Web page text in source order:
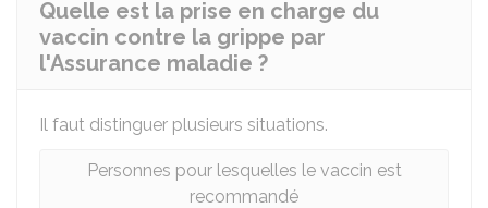
Quelle est la prise en charge du
vaccin contre la grippe par
l'Assurance maladie ?
Il faut distinguer plusieurs situations.
Personnes pour lesquelles le vaccin est
recommandé